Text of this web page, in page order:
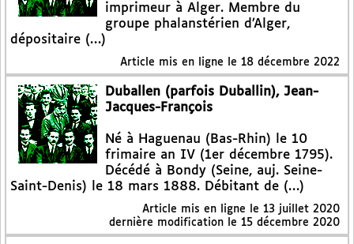
imprimeur à Alger. Membre du
groupe phalanstérien d’Alger,
dépositaire (…)
Article mis en ligne le 18 décembre 2022
Duballen (parfois Duballin), Jean-
Jacques-François
Né à Haguenau (Bas-Rhin) le 10
frimaire an IV (1er décembre 1795).
Décédé à Bondy (Seine, auj. Seine-
Saint-Denis) le 18 mars 1888. Débitant de (…)
Article mis en ligne le 13 juillet 2020
dernière modification le 15 décembre 2020